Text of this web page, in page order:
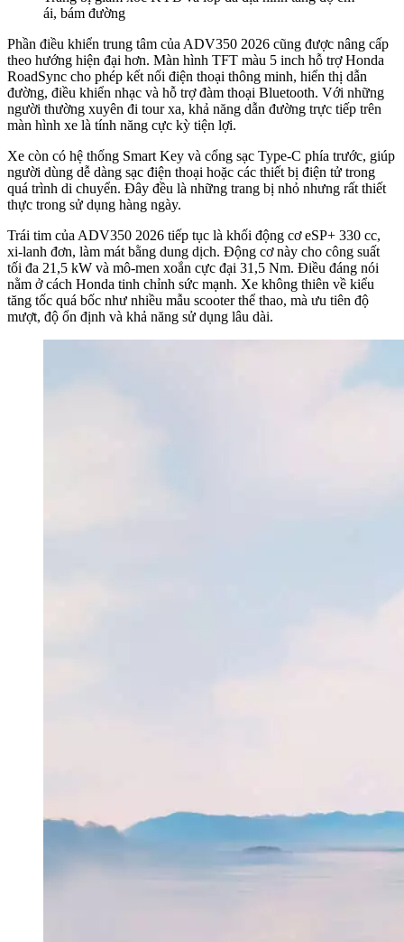
ái, bám đường
Phần điều khiển trung tâm của ADV350 2026 cũng được nâng cấp
theo hướng hiện đại hơn. Màn hình TFT màu 5 inch hỗ trợ Honda
RoadSync cho phép kết nối điện thoại thông minh, hiển thị dẫn
đường, điều khiển nhạc và hỗ trợ đàm thoại Bluetooth. Với những
người thường xuyên đi tour xa, khả năng dẫn đường trực tiếp trên
màn hình xe là tính năng cực kỳ tiện lợi.
Xe còn có hệ thống Smart Key và cổng sạc Type-C phía trước, giúp
người dùng dễ dàng sạc điện thoại hoặc các thiết bị điện tử trong
quá trình di chuyển. Đây đều là những trang bị nhỏ nhưng rất thiết
thực trong sử dụng hàng ngày.
Trái tim của ADV350 2026 tiếp tục là khối động cơ eSP+ 330 cc,
xi-lanh đơn, làm mát bằng dung dịch. Động cơ này cho công suất
tối đa 21,5 kW và mô-men xoắn cực đại 31,5 Nm. Điều đáng nói
nằm ở cách Honda tinh chỉnh sức mạnh. Xe không thiên về kiểu
tăng tốc quá bốc như nhiều mẫu scooter thể thao, mà ưu tiên độ
mượt, độ ổn định và khả năng sử dụng lâu dài.